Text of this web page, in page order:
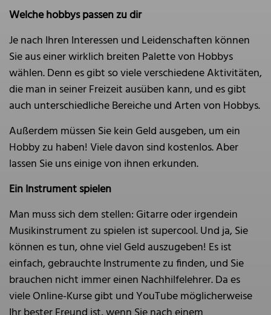
Welche hobbys passen zu dir
Je nach Ihren Interessen und Leidenschaften können
Sie aus einer wirklich breiten Palette von Hobbys
wählen. Denn es gibt so viele verschiedene Aktivitäten,
die man in seiner Freizeit ausüben kann, und es gibt
auch unterschiedliche Bereiche und Arten von Hobbys.
Außerdem müssen Sie kein Geld ausgeben, um ein
Hobby zu haben! Viele davon sind kostenlos. Aber
lassen Sie uns einige von ihnen erkunden.
Ein Instrument spielen
Man muss sich dem stellen: Gitarre oder irgendein
Musikinstrument zu spielen ist supercool. Und ja, Sie
können es tun, ohne viel Geld auszugeben! Es ist
einfach, gebrauchte Instrumente zu finden, und Sie
brauchen nicht immer einen Nachhilfelehrer. Da es
viele Online-Kurse gibt und YouTube möglicherweise